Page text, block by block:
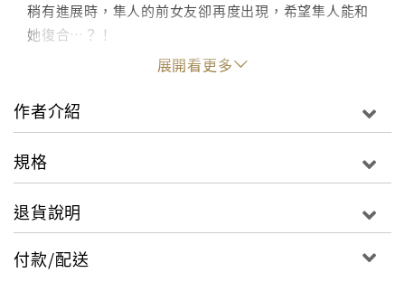
稍有進展時，隼人的前女友卻再度出現，希望隼人能和
她復合…？！
展開看更多
作者介紹
規格
退貨說明
付款/配送